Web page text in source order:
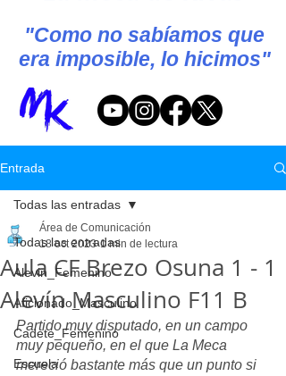
"Como no sabíamos que
era imposible, lo hicimos"
Entrada
Todas las entradas
Alevin_Femenino
Aficionado_Masculino
Cadete_Femenino
Escuela
Todas las entradas
Aula CF Brezo Osuna 1 - 1
Alevín Masculino F11 B
Área de Comunicación
18 oct 2023 1 min de lectura
Partido muy disputado, en un campo
muy pequeño, en el que La Meca
mereció bastante más que un punto si